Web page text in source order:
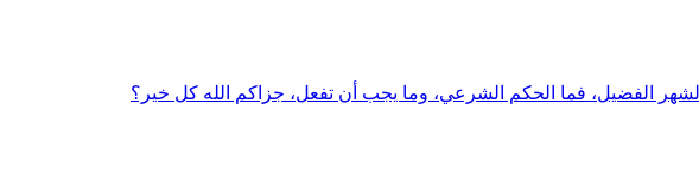
الفضيل، فما الحكم الشرعي، وما يجب أن تفعل، جزاكم الله كل خير؟